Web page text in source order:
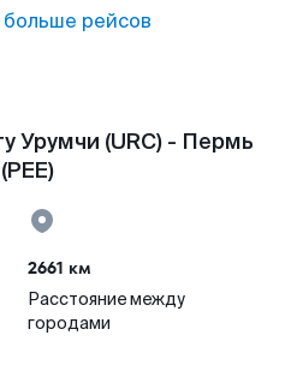
рейсов
Урумчи (URC) - Пермь
(PEE)
2661 км
Расстояние между
городами